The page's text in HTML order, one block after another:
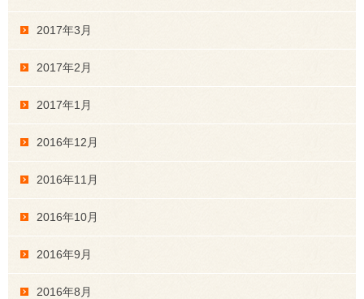
2017年3月
2017年2月
2017年1月
2016年12月
2016年11月
2016年10月
2016年9月
2016年8月